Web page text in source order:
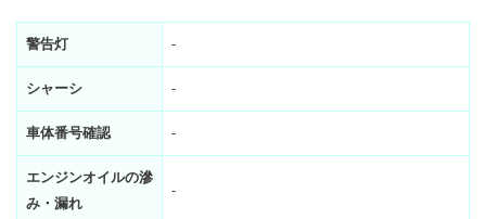
警告灯 -
シャーシ -
車体番号確認 -
エンジンオイルの滲
み・漏れ
-